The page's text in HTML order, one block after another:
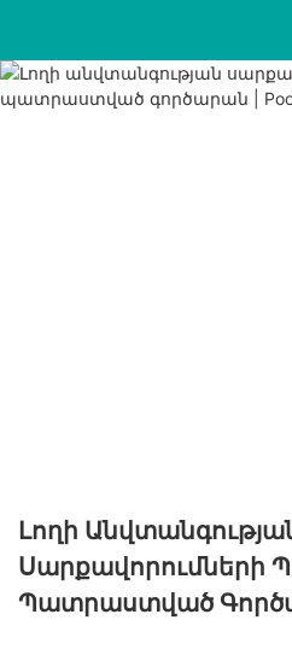
Լողի
Սարքավորումների
Պատրաստված